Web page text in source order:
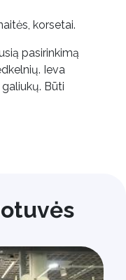
korsetai.
pasirinkimą
Ieva
Būti